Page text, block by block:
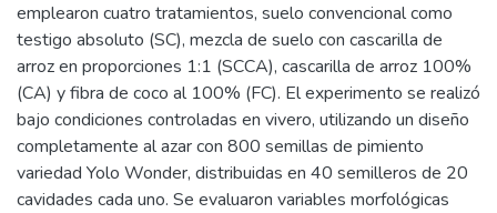
emplearon cuatro tratamientos, suelo convencional como
testigo absoluto (SC), mezcla de suelo con cascarilla de
arroz en proporciones 1:1 (SCCA), cascarilla de arroz 100%
(CA) y fibra de coco al 100% (FC). El experimento se realizó
bajo condiciones controladas en vivero, utilizando un diseño
completamente al azar con 800 semillas de pimiento
variedad Yolo Wonder, distribuidas en 40 semilleros de 20
cavidades cada uno. Se evaluaron variables morfológicas